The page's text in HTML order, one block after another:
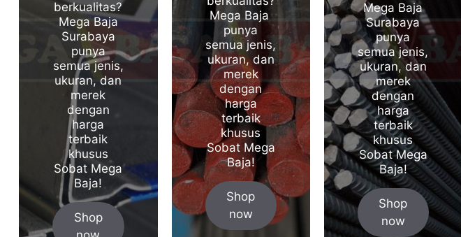
berkualitas?
Mega Baja
Surabaya
punya
semua jenis,
ukuran, dan
merek
dengan
harga
terbaik
khusus
Sobat Mega
Baja!
Shop
Mega Baja
punya
semua jenis,
ukuran, dan
merek
dengan
harga
terbaik
khusus
Sobat Mega
Baja!
Shop
now
Mega Baja
Surabaya
punya
semua jenis,
ukuran, dan
merek
dengan
harga
terbaik
khusus
Sobat Mega
Baja!
Shop
now